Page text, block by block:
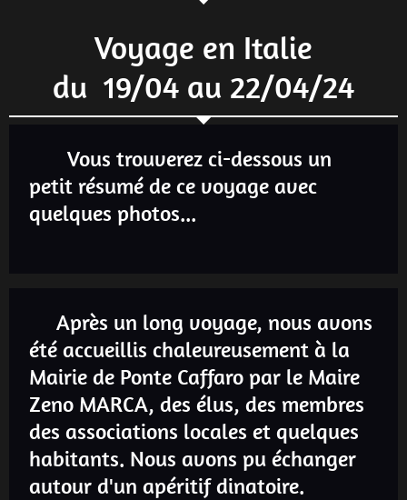
Voyage en Italie
du 19/04 au 22/04/24
Vous trouverez ci-dessous un
petit résumé de ce voyage avec
quelques photos...
Après un long voyage, nous avons
été accueillis chaleureusement à la
Mairie de Ponte Caffaro par le Maire
Zeno MARCA, des élus, des membres
des associations locales et quelques
habitants. Nous avons pu échanger
autour d'un apéritif dinatoire.